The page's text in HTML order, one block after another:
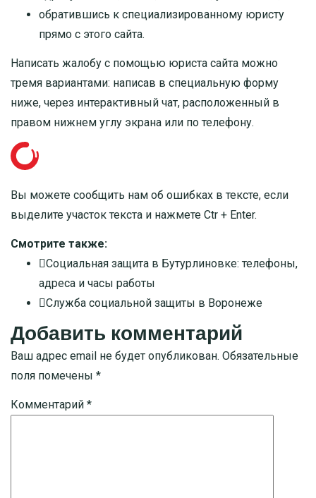
обратившись к специализированному юристу
прямо с этого сайта.
Написать жалобу с помощью юриста сайта можно
тремя вариантами: написав в специальную форму
ниже, через интерактивный чат, расположенный в
правом нижнем углу экрана или по телефону.
Вы можете сообщить нам об ошибках в тексте, если
выделите участок текста и нажмете Ctr + Enter.
Смотрите также:
Социальная защита в Бутурлиновке: телефоны,
адреса и часы работы
Служба социальной защиты в Воронеже
Добавить комментарий
Ваш адрес email не будет опубликован. Обязательные
поля помечены *
Комментарий *